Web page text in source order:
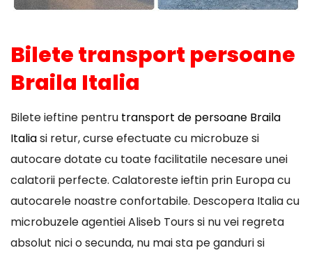
Bilete transport persoane
Braila Italia
Bilete ieftine pentru transport de persoane Braila
Italiasi retur, curse efectuate cu microbuze si
autocare dotate cu toate facilitatile necesare unei
calatorii perfecte. Calatoreste ieftin prin Europa cu
autocarele noastre confortabile. Descopera Italia cu
microbuzele agentiei Aliseb Tours si nu vei regreta
absolut nici o secunda, nu mai sta pe ganduri si